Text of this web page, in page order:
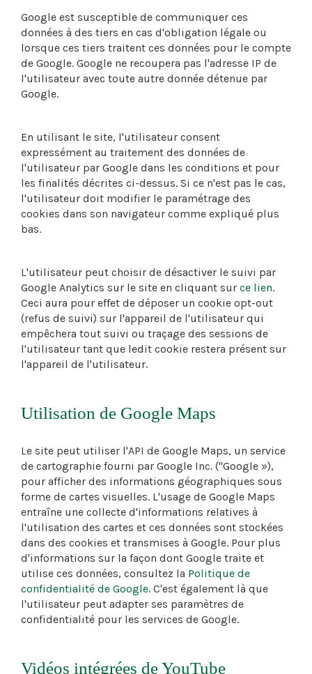
Google est susceptible de communiquer ces
données à des tiers en cas d'obligation légale ou
lorsque ces tiers traitent ces données pour le compte
de Google. Google ne recoupera pas l'adresse IP de
l'utilisateur avec toute autre donnée détenue par
Google.
En utilisant le site, l'utilisateur consent
expressément au traitement des données de
l'utilisateur par Google dans les conditions et pour
les finalités décrites ci-dessus. Si ce n'est pas le cas,
l'utilisateur doit modifier le paramétrage des
cookies dans son navigateur comme expliqué plus
bas.
L'utilisateur peut choisir de désactiver le suivi par
Google Analytics sur le site en cliquant sur ce lien.
Ceci aura pour effet de déposer un cookie opt-out
(refus de suivi) sur l'appareil de l'utilisateur qui
empêchera tout suivi ou traçage des sessions de
l'utilisateur tant que ledit cookie restera présent sur
l'appareil de l'utilisateur.
Utilisation de Google Maps
Le site peut utiliser l'API de Google Maps, un service
de cartographie fourni par Google Inc. ("Google »),
pour afficher des informations géographiques sous
forme de cartes visuelles. L'usage de Google Maps
entraîne une collecte d'informations relatives à
l'utilisation des cartes et ces données sont stockées
dans des cookies et transmises à Google. Pour plus
d'informations sur la façon dont Google traite et
utilise ces données, consultez la Politique de
confidentialité de Google. C'est également là que
l'utilisateur peut adapter ses paramètres de
confidentialité pour les services de Google.
Vidéos intégrées de YouTube